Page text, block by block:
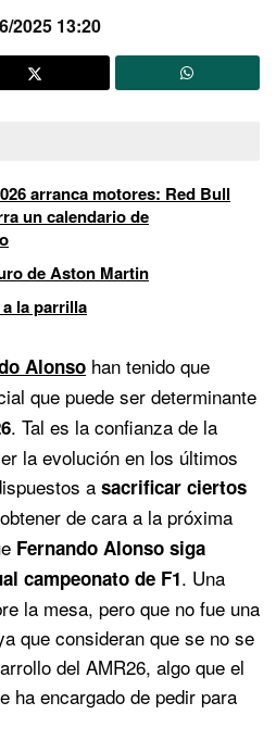
2025 13:20
arranca motores: Red Bull
un calendario de
de Aston Martin
la parrilla
Alonso han tenido que
que puede ser determinante
. Tal es la confianza de la
la evolución en los últimos
a sacrificar ciertos
de cara a la próxima
Fernando Alonso siga
campeonato de F1. Una
la mesa, pero que no fue una
que consideran que se no se
del AMR26, algo que el
ha encargado de pedir para